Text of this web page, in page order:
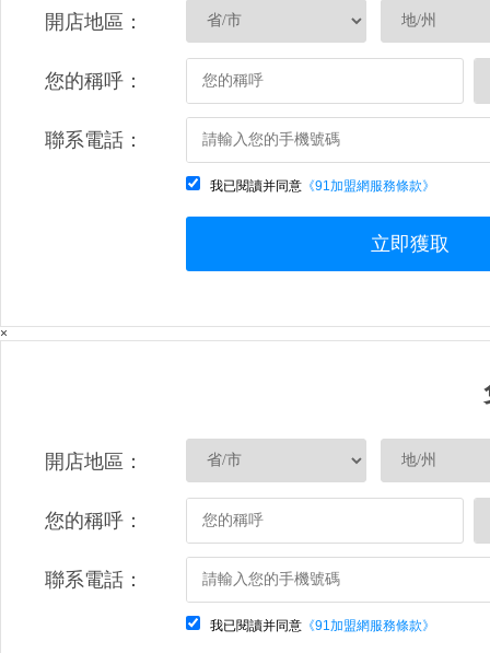
開店地區：
您的稱呼：
聯系電話：
我已閱讀并同意 《91加盟網服務條款》
立即獲取
×
開店地區：
您的稱呼：
聯系電話：
我已閱讀并同意 《91加盟網服務條款》